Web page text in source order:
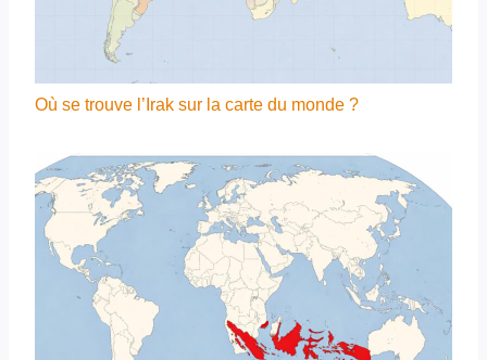
Où se trouve l’Irak sur la carte du monde ?